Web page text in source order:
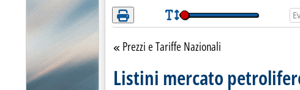
Torna alla sezione
Prezzi e Tariffe Nazionali
Listini mercato